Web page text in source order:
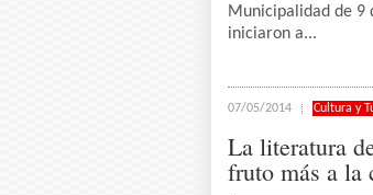
Municipalidad de 9
iniciaron a...
07/05/2014 Cultura y
La literatura
fruto más a la